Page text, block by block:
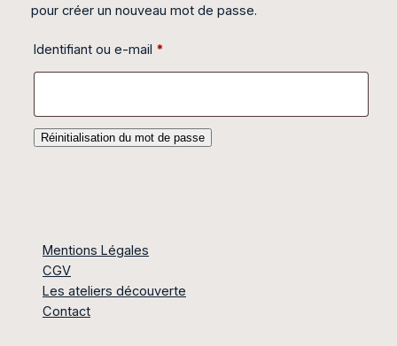
pour créer un nouveau mot de passe.
Identifiant ou e-mail *Obligatoire
Réinitialisation du mot de passe
Mentions Légales
CGV
Les ateliers découverte
Contact